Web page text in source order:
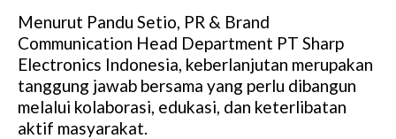
Menurut Pandu Setio, PR & Brand
Communication Head Department PT Sharp
Electronics Indonesia, keberlanjutan merupakan
tanggung jawab bersama yang perlu dibangun
melalui kolaborasi, edukasi, dan keterlibatan
aktif masyarakat.